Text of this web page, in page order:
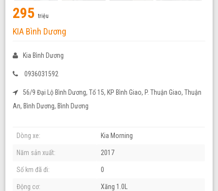
295triệu
KIA Bình Dương
Kia Bình Dương
0936031592
56/9 Đại Lộ Bình Dương, Tổ 15, KP Bình Giao, P. Thuận Giao, Thuận
An, Bình Dương, Bình Dương
Dòng xe: Kia Morning
Năm sản xuất: 2017
Số km đã đi: 0
Động cơ: Xăng 1.0L